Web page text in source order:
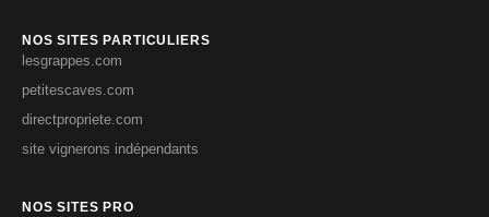
NOS SITES PARTICULIERS
lesgrappes.com
petitescaves.com
directpropriete.com
site vignerons indépendants
NOS SITES PRO